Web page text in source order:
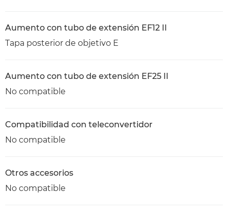
Aumento con tubo de extensión EF12 II
Tapa posterior de objetivo E
Aumento con tubo de extensión EF25 II
No compatible
Compatibilidad con teleconvertidor
No compatible
Otros accesorios
No compatible